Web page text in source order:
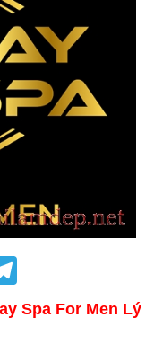
Spa For Men Lý